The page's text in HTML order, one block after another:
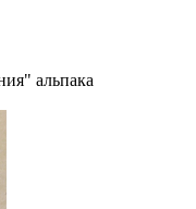
альпака